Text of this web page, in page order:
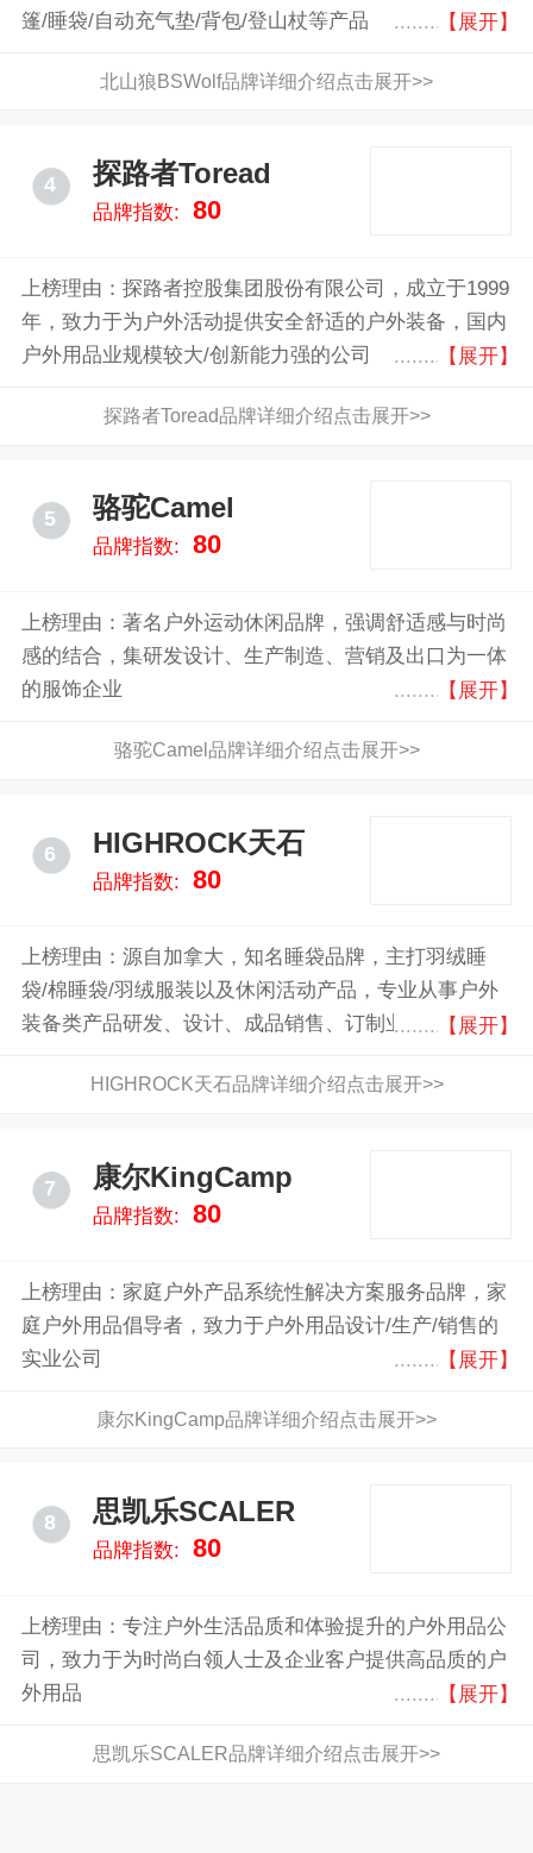
篷/睡袋/自动充气垫/背包/登山杖等产品
【展开】
北山狼BSWolf品牌详细介绍点击展开>>
4 探路者Toread
品牌指数: 80
上榜理由：探路者控股集团股份有限公司，成立于1999
年，致力于为户外活动提供安全舒适的户外装备，国内
户外用品业规模较大/创新能力强的公司
【展开】
探路者Toread品牌详细介绍点击展开>>
5 骆驼Camel
品牌指数: 80
上榜理由：著名户外运动休闲品牌，强调舒适感与时尚
感的结合，集研发设计、生产制造、营销及出口为一体
的服饰企业
【展开】
骆驼Camel品牌详细介绍点击展开>>
6 HIGHROCK天石
品牌指数: 80
上榜理由：源自加拿大，知名睡袋品牌，主打羽绒睡
袋/棉睡袋/羽绒服装以及休闲活动产品，专业从事户外
装备类产品研发、设计、成品销售、订制业务的企业
【展开】
HIGHROCK天石品牌详细介绍点击展开>>
7 康尔KingCamp
品牌指数: 80
上榜理由：家庭户外产品系统性解决方案服务品牌，家
庭户外用品倡导者，致力于户外用品设计/生产/销售的
实业公司
【展开】
康尔KingCamp品牌详细介绍点击展开>>
8 思凯乐SCALER
品牌指数: 80
上榜理由：专注户外生活品质和体验提升的户外用品公
司，致力于为时尚白领人士及企业客户提供高品质的户
外用品
【展开】
思凯乐SCALER品牌详细介绍点击展开>>